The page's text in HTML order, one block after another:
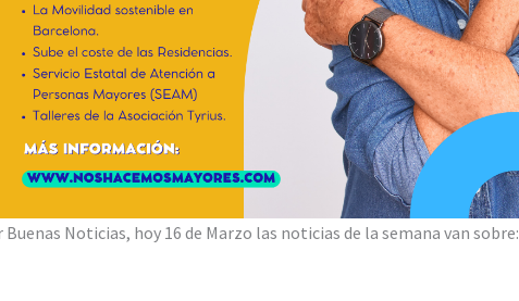
Noticias, hoy 16 de Marzo las noticias de la semana van sobre: